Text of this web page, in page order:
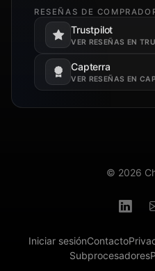
RESEÑAS DE
Trustpilot
VER RESEÑAS EN
Se abre en una
Capterra
VER RESEÑAS EN
Se abre en una
© 2026
Iniciar sesiónContacto
Subprocesadores